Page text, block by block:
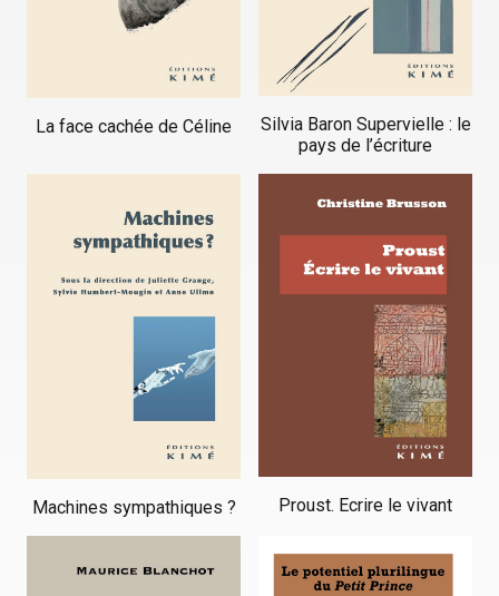
La face cachée de Céline
Silvia Baron Supervielle : le
pays de l’écriture
Machines sympathiques ? Proust. Ecrire le vivant